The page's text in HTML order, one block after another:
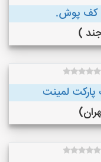
کف پوش.
پارکت لمینت